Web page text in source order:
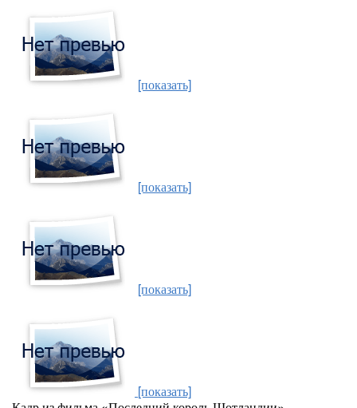
[показать]
[показать]
[показать]
[показать]